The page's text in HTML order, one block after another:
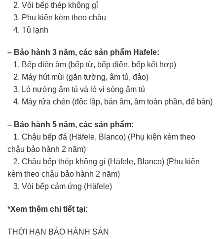
2. Vòi bếp thép không gỉ
3. Phụ kiện kèm theo chậu
4. Tủ lạnh
– Bảo hành 3 năm, các sản phẩm Hafele:
1. Bếp điện âm (bếp từ, bếp điện, bếp kết hợp)
2. Máy hút mùi (gắn tường, âm tủ, đảo)
3. Lò nướng âm tủ và lò vi sóng âm tủ
4. Máy rửa chén (độc lập, bán âm, âm toàn phần, để bàn)
– Bảo hành 5 năm, các sản phẩm:
1. Chậu bếp đá (Häfele, Blanco) (Phụ kiện kèm theo
chậu bảo hành 2 năm)
2. Chậu bếp thép không gỉ (Häfele, Blanco) (Phụ kiện
kèm theo chậu bảo hành 2 năm)
3. Vòi bếp cảm ứng (Häfele)
*Xem thêm chi tiết tại:
THỜI HẠN BẢO HÀNH SẢN